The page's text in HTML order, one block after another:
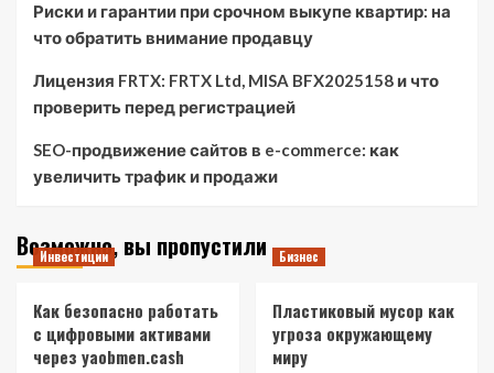
Риски и гарантии при срочном выкупе квартир: на
что обратить внимание продавцу
Лицензия FRTX: FRTX Ltd, MISA BFX2025158 и что
проверить перед регистрацией
SEO-продвижение сайтов в e-commerce: как
увеличить трафик и продажи
Возможно, вы пропустили
Инвестиции
Как безопасно работать
с цифровыми активами
через yaobmen.cash
Бизнес
Пластиковый мусор как
угроза окружающему
миру